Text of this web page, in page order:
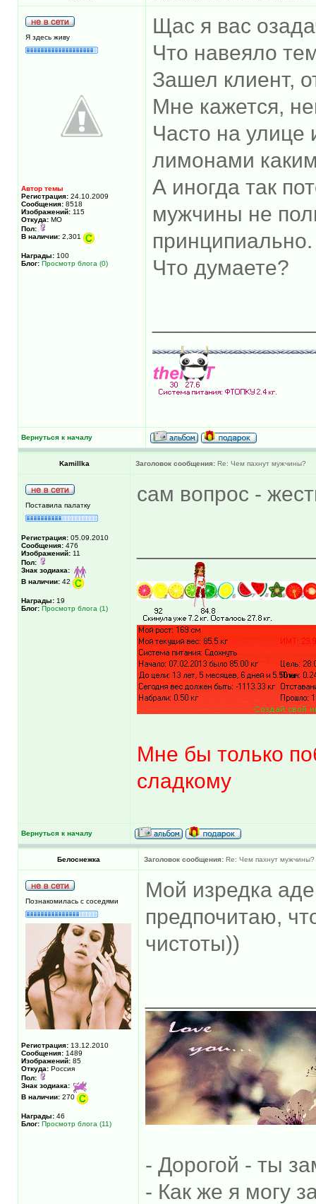
Я здесь живу
Автор темы
Регистрация: 24.10.2009
Сообщения: 8518
Изображений: 115
Откуда: МО
Пол:
В наличии: 2,301
Награды: 100
Блог: Просмотр блога (0)
Щас я вас
Что навеяло
Зашел клиент,
Мне кажется,
Часто на улице
лимонами
А иногда так
мужчины не
принципиально.
Что думаете?
Вернуться к началу
Kamillka Заголовок сообщения: Re: Чем пахнут мужчины?
Поставила палатку
Регистрация: 05.09.2010
Сообщения: 476
Изображений: 11
Пол:
Знак зодиака:
В наличии: 42
Награды: 19
Блог: Просмотр блога (1)
сам вопрос -
Мне бы только
сладкому
Вернуться к началу
Белоснежка Заголовок сообщения: Re: Чем пахнут мужчины?
Познакомилась с соседями
Регистрация: 13.12.2010
Сообщения: 1489
Изображений: 85
Откуда: Россия
Пол:
Знак зодиака:
В наличии: 270
Награды: 46
Блог: Просмотр блога (11)
Мой изредка
предпочитаю,
чистоты))
- Дорогой - ты
- Как же я могу